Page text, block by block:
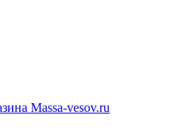
Мassa-vesov.ru